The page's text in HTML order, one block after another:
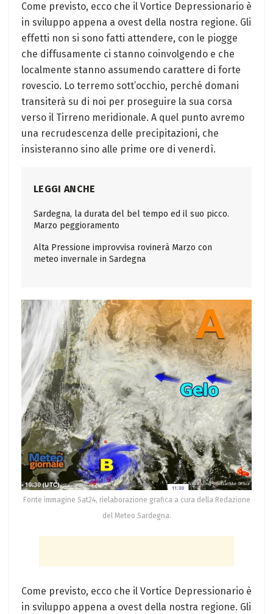
Come previsto, ecco che il Vortice Depressionario è
in sviluppo appena a ovest della nostra regione. Gli
effetti non si sono fatti attendere, con le piogge
che diffusamente ci stanno coinvolgendo e che
localmente stanno assumendo carattere di forte
rovescio. Lo terremo sott’occhio, perché domani
transiterà su di noi per proseguire la sua corsa
verso il Tirreno meridionale. A quel punto avremo
una recrudescenza delle precipitazioni, che
insisteranno sino alle prime ore di venerdì.
LEGGI ANCHE
Sardegna, la durata del bel tempo ed il suo picco.
Marzo peggioramento
Alta Pressione improvvisa rovinerà Marzo con
meteo invernale in Sardegna
Fonte immagine Sat24, rielaborazione grafica a cura della Redazione
del Meteo Sardegna.
Come previsto, ecco che il Vortice Depressionario è
in sviluppo appena a ovest della nostra regione. Gli